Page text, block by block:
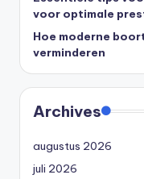
voor optimale
Hoe moderne
verminderen
Archives
augustus 2026
juli 2026